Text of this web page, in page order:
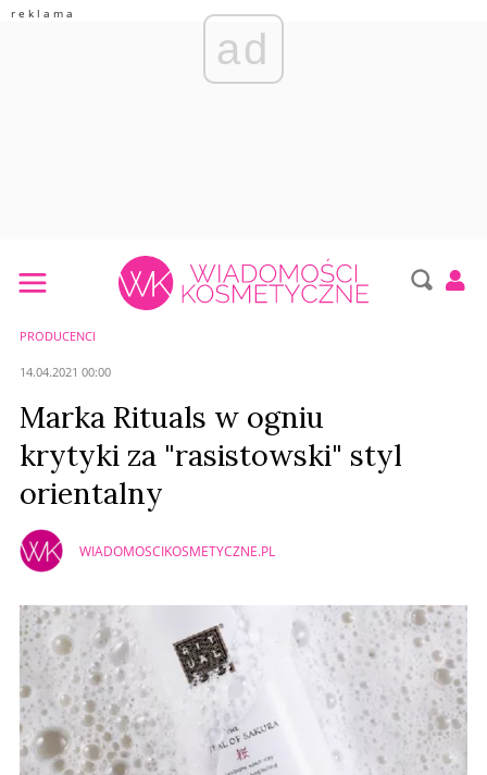
ad
PRODUCENCI
14.04.2021 00:00
Marka Rituals w ogniu
krytyki za "rasistowski" styl
orientalny
WIADOMOSCIKOSMETYCZNE.PL